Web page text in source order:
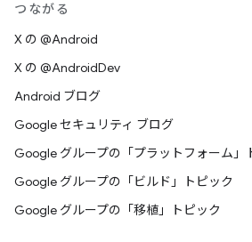
つながる
X の @Android
X の @AndroidDev
Android ブログ
Google セキュリティ ブログ
Google グループの「プラットフォーム」
Google グループの「ビルド」トピック
Google グループの「移植」トピック